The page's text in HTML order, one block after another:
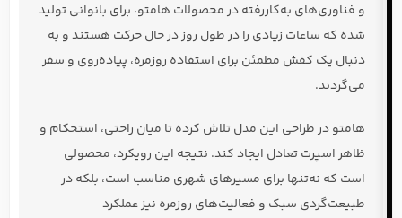
و فناوری‌های به‌کاررفته در محصولات هامتو، برای بانوانی تولید
شده که ساعات زیادی را در طول روز در حال حرکت هستند و به
دنبال یک کفش مطمئن برای استفاده روزمره، پیاده‌روی و سفر
می‌گردند.
هامتو در طراحی این مدل تلاش کرده تا میان راحتی، استحکام و
ظاهر اسپرت تعادل ایجاد کند. نتیجه این رویکرد، محصولی
است که نه‌تنها برای مسیرهای شهری مناسب است، بلکه در
طبیعت‌گردی سبک و فعالیت‌های روزمره نیز عملکرد